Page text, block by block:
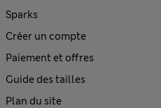
Sparks
Créer un compte
Paiement et offres
Guide des tailles
Plan du site